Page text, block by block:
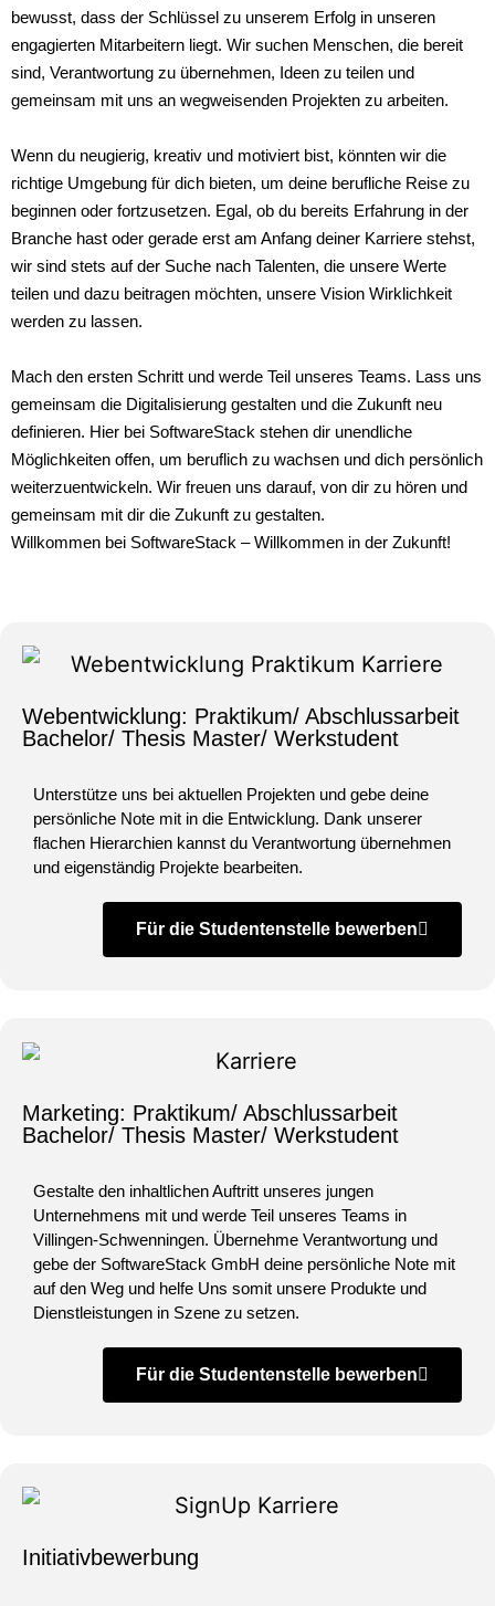
bewusst, dass der Schlüssel zu unserem Erfolg in unseren
engagierten Mitarbeitern liegt. Wir suchen Menschen, die bereit
sind, Verantwortung zu übernehmen, Ideen zu teilen und
gemeinsam mit uns an wegweisenden Projekten zu arbeiten.
Wenn du neugierig, kreativ und motiviert bist, könnten wir die
richtige Umgebung für dich bieten, um deine berufliche Reise zu
beginnen oder fortzusetzen. Egal, ob du bereits Erfahrung in der
Branche hast oder gerade erst am Anfang deiner Karriere stehst,
wir sind stets auf der Suche nach Talenten, die unsere Werte
teilen und dazu beitragen möchten, unsere Vision Wirklichkeit
werden zu lassen.
Mach den ersten Schritt und werde Teil unseres Teams. Lass uns
gemeinsam die Digitalisierung gestalten und die Zukunft neu
definieren. Hier bei SoftwareStack stehen dir unendliche
Möglichkeiten offen, um beruflich zu wachsen und dich persönlich
weiterzuentwickeln. Wir freuen uns darauf, von dir zu hören und
gemeinsam mit dir die Zukunft zu gestalten.
Willkommen bei SoftwareStack – Willkommen in der Zukunft!
Webentwicklung: Praktikum/ Abschlussarbeit
Bachelor/ Thesis Master/ Werkstudent
Unterstütze uns bei aktuellen Projekten und gebe deine
persönliche Note mit in die Entwicklung. Dank unserer
flachen Hierarchien kannst du Verantwortung übernehmen
und eigenständig Projekte bearbeiten.
Für die Studentenstelle bewerben
Marketing: Praktikum/ Abschlussarbeit
Bachelor/ Thesis Master/ Werkstudent
Gestalte den inhaltlichen Auftritt unseres jungen
Unternehmens mit und werde Teil unseres Teams in
Villingen-Schwenningen. Übernehme Verantwortung und
gebe der SoftwareStack GmbH deine persönliche Note mit
auf den Weg und helfe Uns somit unsere Produkte und
Dienstleistungen in Szene zu setzen.
Für die Studentenstelle bewerben
Initiativbewerbung